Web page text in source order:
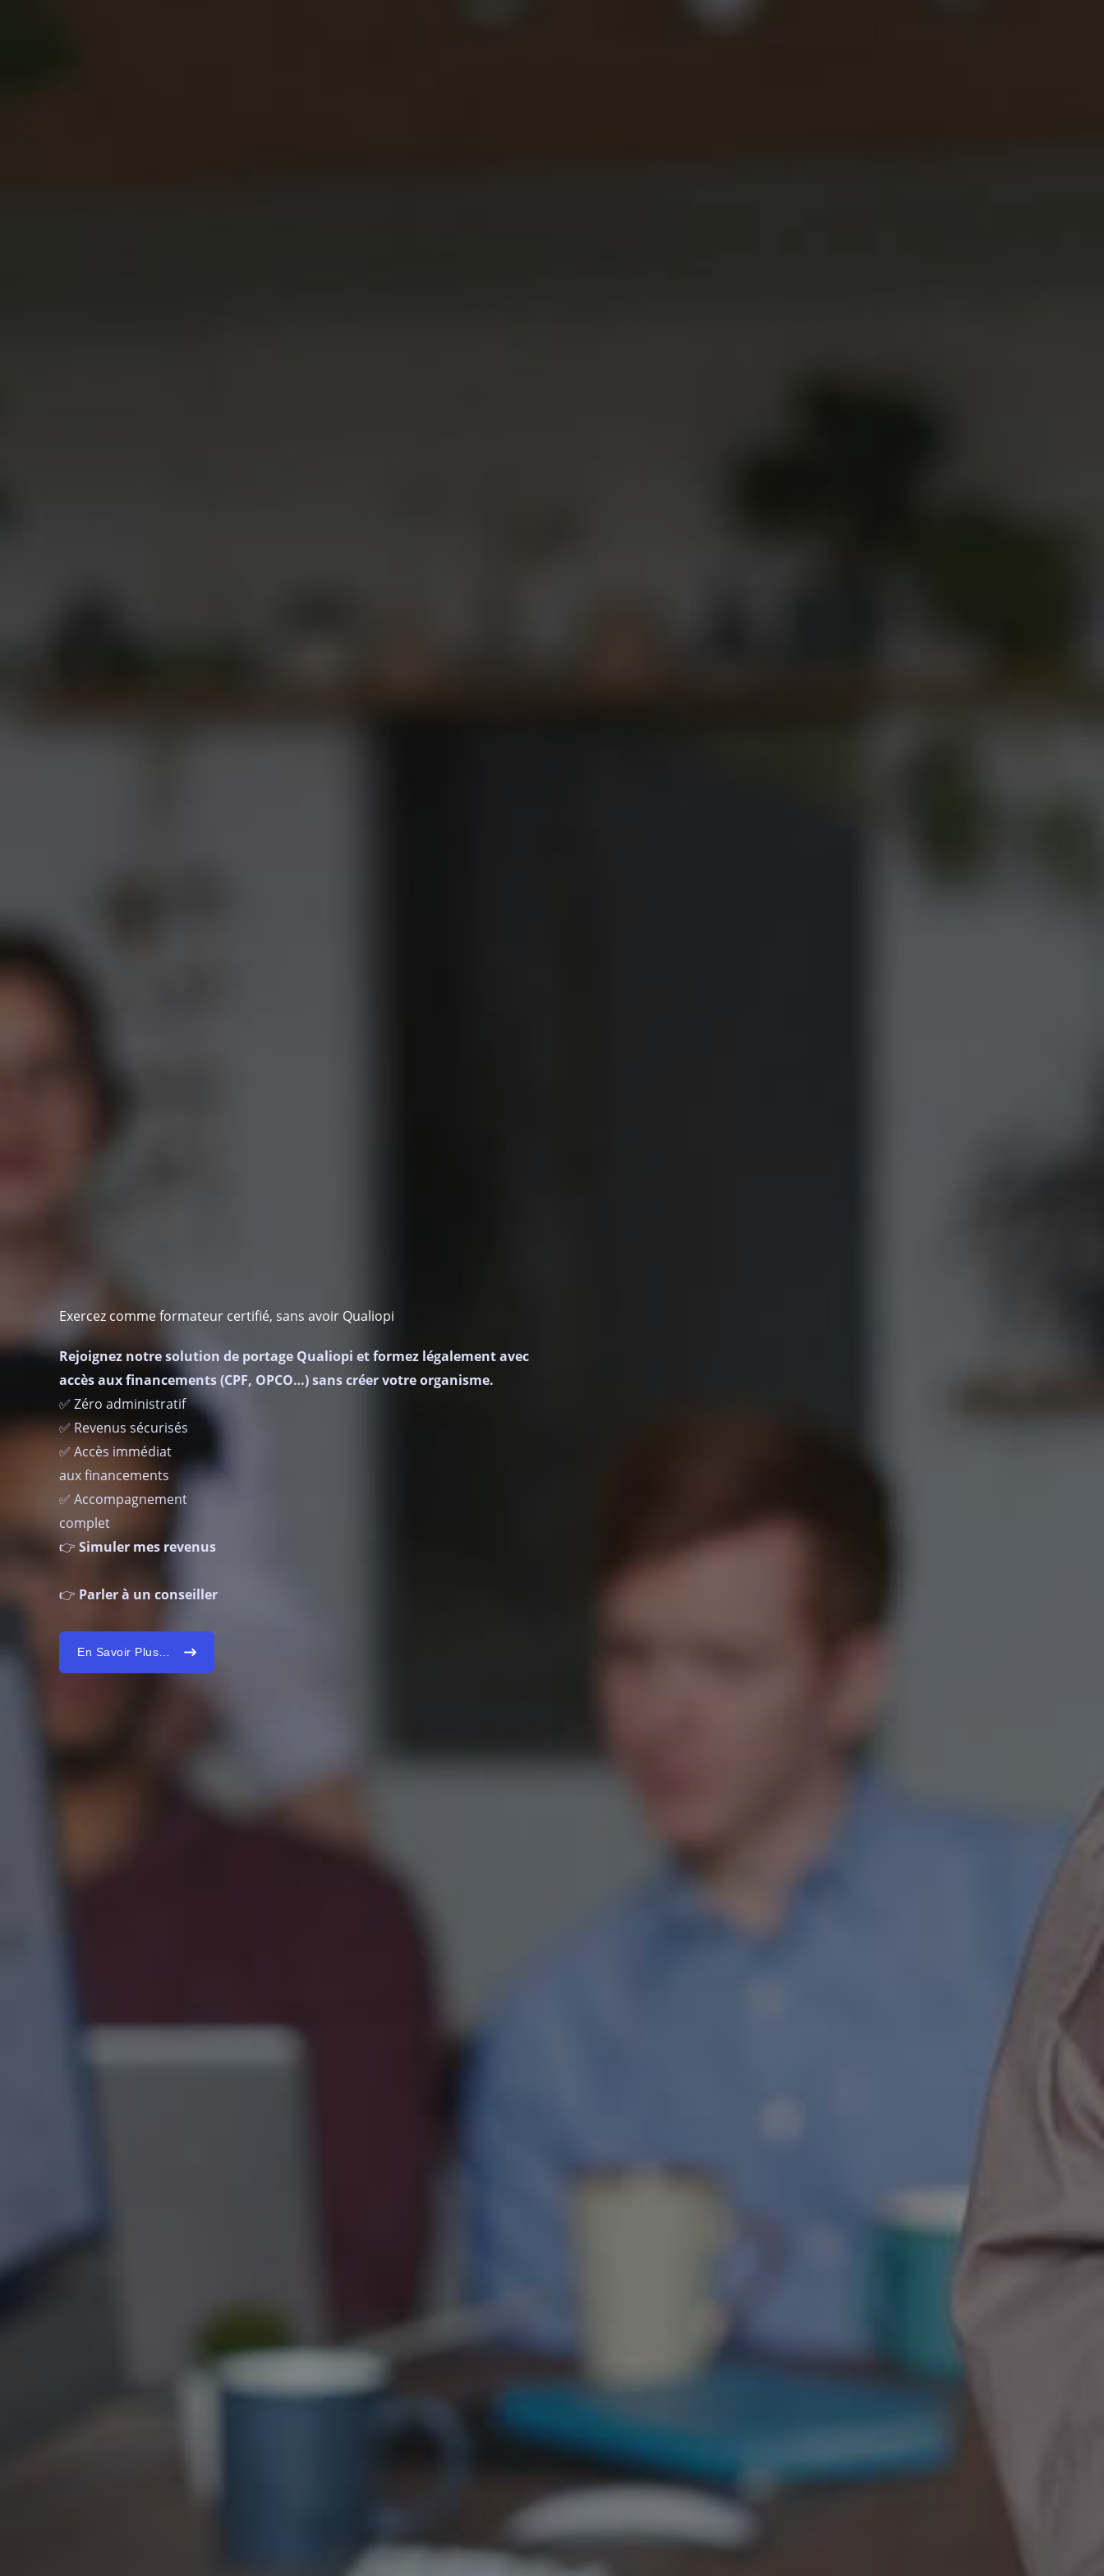
Exercez comme formateur certifié, sans avoir Qualiopi
Rejoignez notre solution de portage Qualiopi et formez légalement avec
accès aux financements (CPF, OPCO…) sans créer votre organisme.
✅ Zéro administratif
✅ Revenus sécurisés
✅ Accès immédiat
aux financements
✅ Accompagnement
complet
👉 Simuler mes revenus
👉 Parler à un conseiller
En Savoir Plus…